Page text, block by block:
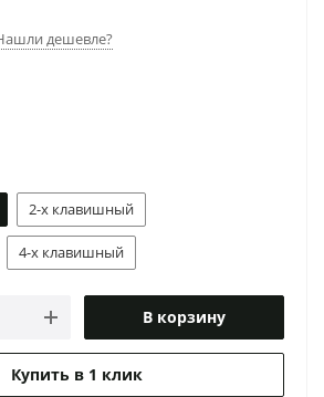
дешевле?
2-х клавишный
4-х клавишный
В корзину
Купить в 1 клик